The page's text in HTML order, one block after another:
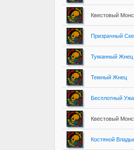
Квестовый
Призрачный
Туманный Жнец
Темный Жнец
Бесплотный
Квестовый
Костяной